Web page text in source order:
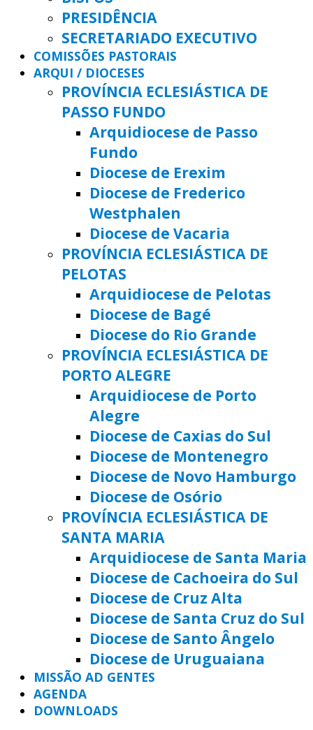
PRESIDÊNCIA
SECRETARIADO EXECUTIVO
COMISSÕES PASTORAIS
ARQUI / DIOCESES
PROVÍNCIA ECLESIÁSTICA DE
PASSO FUNDO
Arquidiocese de Passo
Fundo
Diocese de Erexim
Diocese de Frederico
Westphalen
Diocese de Vacaria
PROVÍNCIA ECLESIÁSTICA DE
PELOTAS
Arquidiocese de Pelotas
Diocese de Bagé
Diocese do Rio Grande
PROVÍNCIA ECLESIÁSTICA DE
PORTO ALEGRE
Arquidiocese de Porto
Alegre
Diocese de Caxias do Sul
Diocese de Montenegro
Diocese de Novo Hamburgo
Diocese de Osório
PROVÍNCIA ECLESIÁSTICA DE
SANTA MARIA
Arquidiocese de Santa Maria
Diocese de Cachoeira do Sul
Diocese de Cruz Alta
Diocese de Santa Cruz do Sul
Diocese de Santo Ângelo
Diocese de Uruguaiana
MISSÃO AD GENTES
AGENDA
DOWNLOADS